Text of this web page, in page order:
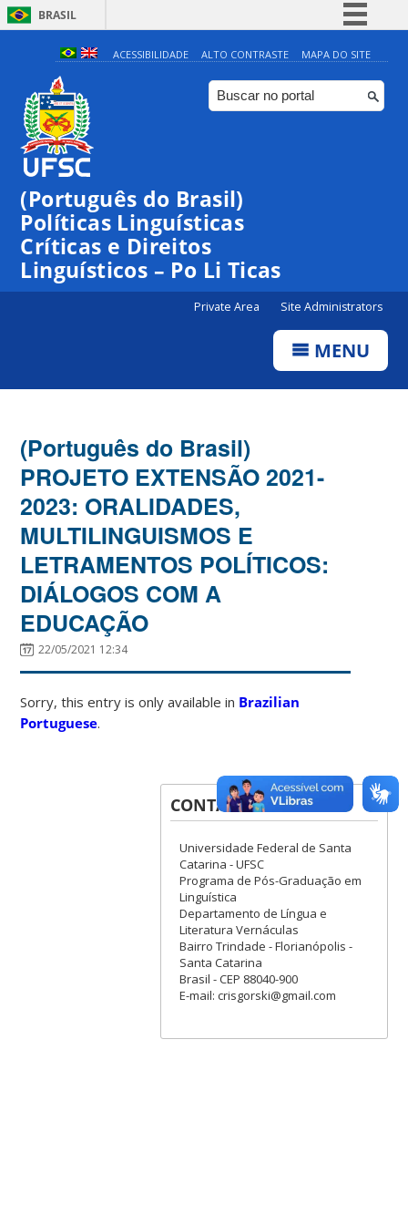
BRASIL
Simplifique!
Comunica BR
Participe
ACESSIBILIDADE ALTO CONTRASTE MAPA DO SITE
(Português do Brasil)
Políticas Linguísticas
Críticas e Direitos
Linguísticos – Po Li Ticas
Private Area Site Administrators
MENU
(Português do Brasil)
PROJETO EXTENSÃO 2021-
2023: ORALIDADES,
MULTILINGUISMOS E
LETRAMENTOS POLÍTICOS:
DIÁLOGOS COM A
EDUCAÇÃO
22/05/2021 12:34
Sorry, this entry is only available in Brazilian
Portuguese.
CONTACT
Universidade Federal de Santa
Catarina - UFSC
Programa de Pós-Graduação em
Linguística
Departamento de Língua e
Literatura Vernáculas
Bairro Trindade - Florianópolis -
Santa Catarina
Brasil - CEP 88040-900
E-mail: crisgorski@gmail.com